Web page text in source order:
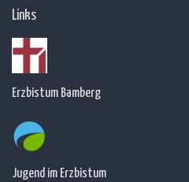
Links
Erzbistum Bamberg
Jugend im Erzbistum